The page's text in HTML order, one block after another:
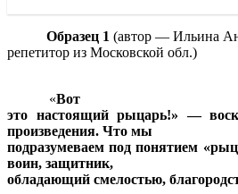
Образец 1 (автор — Ильина
репетитор из Московской обл.)
«Вот
это настоящий рыцарь!» —
произведения. Что мы
подразумеваем под понятием
воин, защитник,
обладающий смелостью,